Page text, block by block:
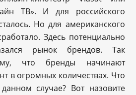
ТВ». И для российского
Но для американского
Здесь потенциально
рынок брендов. Так
что бренды начинают
в огромных количествах. Что
случае? Вот назовите